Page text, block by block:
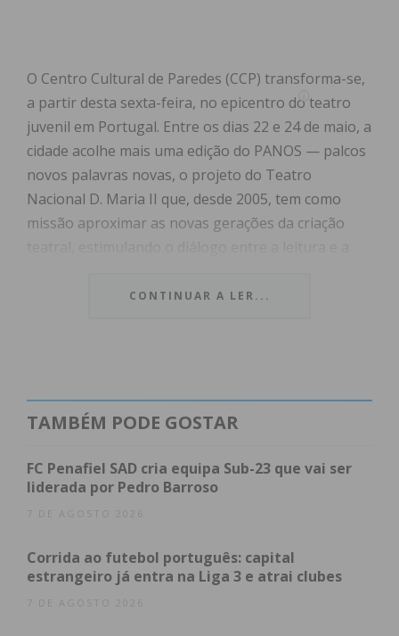
O Centro Cultural de Paredes (CCP) transforma-se,
a partir desta sexta-feira, no epicentro do teatro
juvenil em Portugal. Entre os dias 22 e 24 de maio, a
cidade acolhe mais uma edição do PANOS — palcos
novos palavras novas, o projeto do Teatro
Nacional D. Maria II que, desde 2005, tem como
missão aproximar as novas gerações da criação
em seis grupos de teatro oriundos de vários
Válega, Branca, Vila Nova de Santo André e
Santarém), que vão dar vida a textos
encomendados especificamente para o projeto.
Markl, Joaquim Arena e Mariana Jones.
Para além de consolidar o posicionamento de
CONTINUAR A LER...
TAMBÉM PODE GOSTAR
FC Penafiel SAD cria equipa Sub-23 que vai ser
liderada por Pedro Barroso
7 DE AGOSTO 2026
Corrida ao futebol português: capital
estrangeiro já entra na Liga 3 e atrai clubes
7 DE AGOSTO 2026